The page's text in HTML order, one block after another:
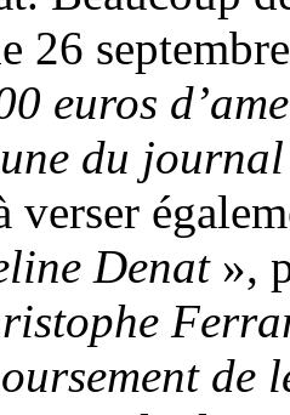
26
euros
du
verser
Denat»,
de